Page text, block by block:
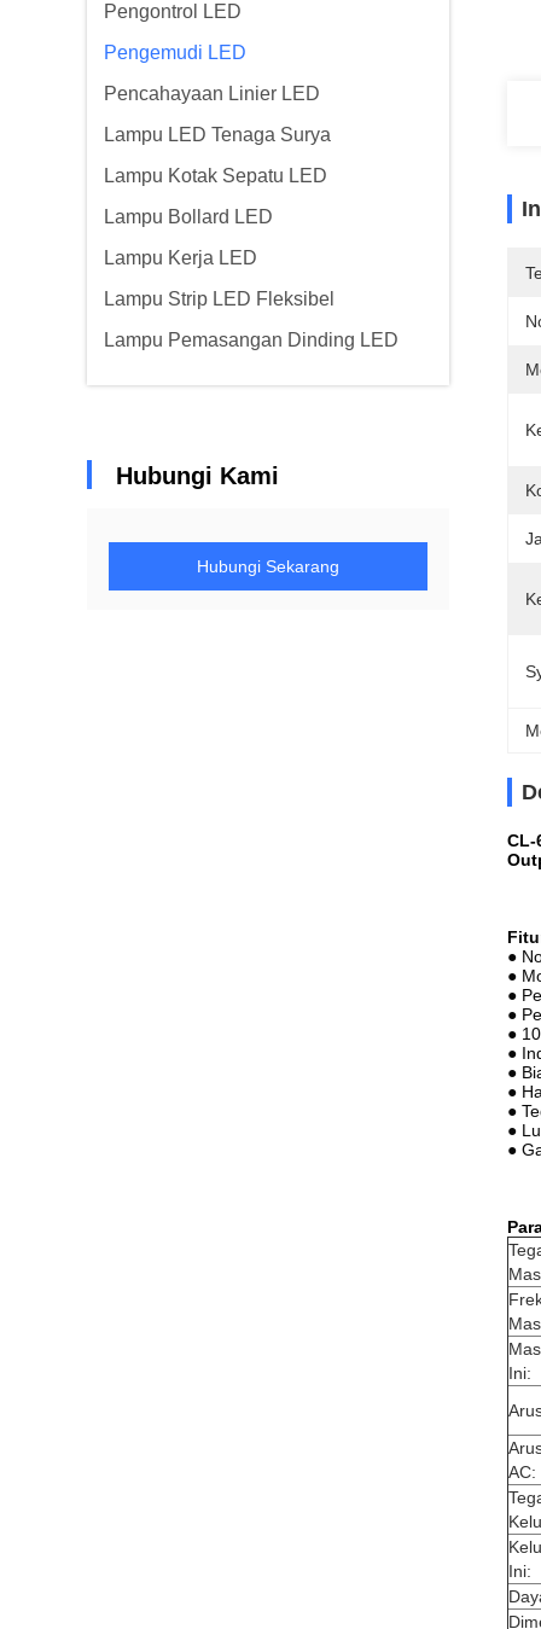
Pengontrol LED
Pengemudi LED
Pencahayaan Linier LED
Lampu LED Tenaga Surya
Lampu Kotak Sepatu LED
Lampu Bollard LED
Lampu Kerja LED
Lampu Strip LED Fleksibel
Lampu Pemasangan Dinding LED
Hubungi Kami
Hubungi Sekarang
CL-
●
●
●
●
●
●
●
●
●
●
●
Ini:
AC:
Ini: